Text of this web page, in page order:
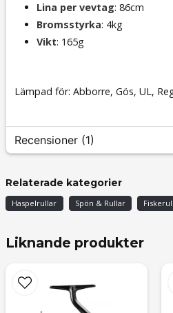
Lina per vevtag: 86cm
Bromsstyrka: 4kg
Vikt: 165g
Lämpad för: Abborre, Gös, UL,
Recensioner (1)
Houtan
Relaterade kategorier
Haspelrullar Spön & Rullar
Liknande produkter